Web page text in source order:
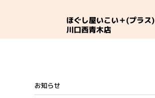
ほぐし屋いこい＋(プラス)
川口西青木店
お知らせ